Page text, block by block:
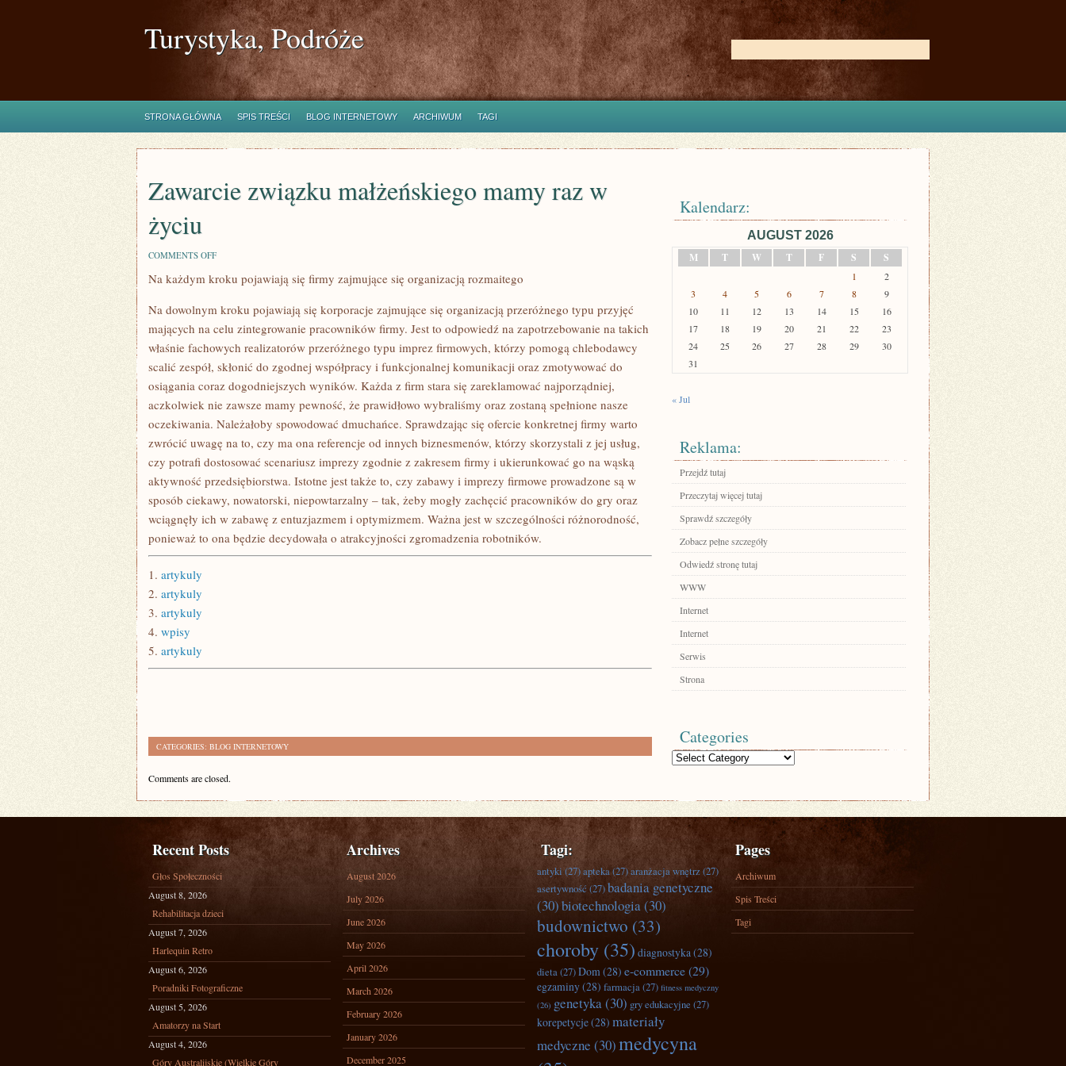
Turystyka, Podróże
STRONA GŁÓWNA SPIS TREŚCI BLOG INTERNETOWY ARCHIWUM TAGI
Zawarcie związku małżeńskiego mamy raz w
życiu
COMMENTS OFFON
ZWIĄZKU
MAŁŻEŃSKIEGO
RAZ
W
Na każdym kroku pojawiają się firmy zajmujące się organizacją rozmaitego
Na dowolnym kroku pojawiają się korporacje zajmujące się organizacją przeróżnego typu przyjęć
mających na celu zintegrowanie pracowników firmy. Jest to odpowiedź na zapotrzebowanie na takich
właśnie fachowych realizatorów przeróżnego typu imprez firmowych, którzy pomogą chlebodawcy
scalić zespół, skłonić do zgodnej współpracy i funkcjonalnej komunikacji oraz zmotywować do
osiągania coraz dogodniejszych wyników. Każda z firm stara się zareklamować najporządniej,
aczkolwiek nie zawsze mamy pewność, że prawidłowo wybraliśmy oraz zostaną spełnione nasze
oczekiwania. Należałoby spowodować dmuchańce. Sprawdzając się ofercie konkretnej firmy warto
zwrócić uwagę na to, czy ma ona referencje od innych biznesmenów, którzy skorzystali z jej usług,
czy potrafi dostosować scenariusz imprezy zgodnie z zakresem firmy i ukierunkować go na wąską
aktywność przedsiębiorstwa. Istotne jest także to, czy zabawy i imprezy firmowe prowadzone są w
sposób ciekawy, nowatorski, niepowtarzalny – tak, żeby mogły zachęcić pracowników do gry oraz
wciągnęły ich w zabawę z entuzjazmem i optymizmem. Ważna jest w szczególności różnorodność,
ponieważ to ona będzie decydowała o atrakcyjności zgromadzenia robotników.
1. artykuly
2. artykuly
3. artykuly
4. wpisy
5. artykuly
CATEGORIES: BLOG INTERNETOWY
Comments are closed.
Kalendarz:
AUGUST 2026
M
T W T F S S
1
2
3
4 5 6 7 8
9
10
11 12 13 14 15
16
17
18 19 20 21 22
23
24
25 26 27 28 29
30
31
« Jul
Reklama:
Przejdź tutaj
Przeczytaj więcej tutaj
Sprawdź szczegóły
Zobacz pełne szczegóły
Odwiedź stronę tutaj
WWW
Internet
Internet
Serwis
Strona
Categories
Categories
Recent Posts
Głos Społeczności
August 8, 2026
Rehabilitacja dzieci
August 7, 2026
Harlequin Retro
August 6, 2026
Poradniki Fotograficzne
August 5, 2026
Amatorzy na Start
August 4, 2026
Góry Australijskie (Wielkie Góry
Archives
August 2026
July 2026
June 2026
May 2026
April 2026
March 2026
February 2026
January 2026
December 2025
Tagi:
antyki(27)apteka(27)aranżacja wnętrz(27)
asertywność (27)badania genetyczne
(30)biotechnologia(30)
budownictwo (33)
choroby (35) diagnostyka(28)
dieta(27)Dom(28) e-commerce(29)
egzaminy(28) farmacja(27) fitness medyczny
(26) genetyka(30) gry edukacyjne (27)
korepetycje(28) materiały
medyczne (30)medycyna
Pages
Archiwum
Spis Treści
Tagi